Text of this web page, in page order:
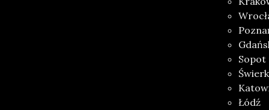
Sopot
Łódź